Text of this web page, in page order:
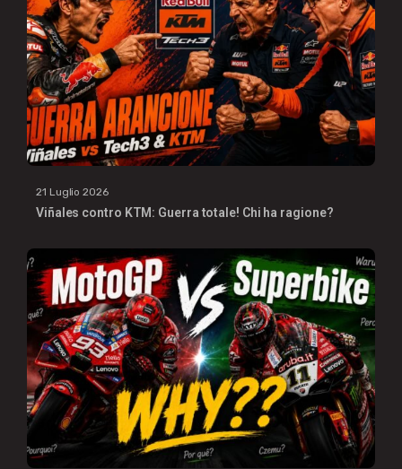
21 Luglio 2026
Viñales contro KTM: Guerra totale! Chi ha ragione?